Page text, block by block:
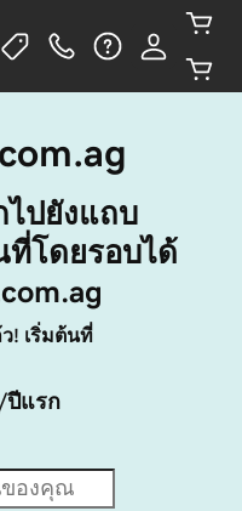
ไปยังแถบ
โดยรอบได้
! เริ่มต้นที่
/ปีแรก